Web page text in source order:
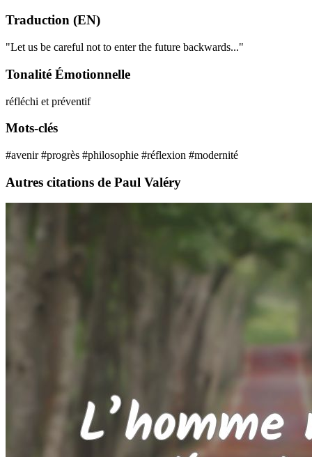
Traduction (EN)
"Let us be careful not to enter the future backwards..."
Tonalité Émotionnelle
réfléchi et préventif
Mots-clés
#avenir#progrès #philosophie #réflexion #modernité
Autres citations de Paul Valéry